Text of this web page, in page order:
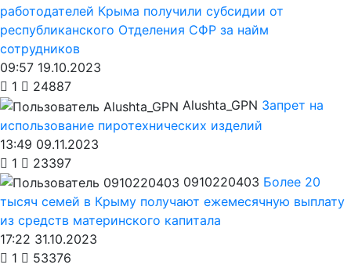
работодателей Крыма получили субсидии от
республиканского Отделения СФР за найм
сотрудников
09:57 19.10.2023
1
24887
Alushta_GPN Запрет на
использование пиротехнических изделий
13:49 09.11.2023
1
23397
0910220403 Более 20
тысяч семей в Крыму получают ежемесячную выплату
из средств материнского капитала
17:22 31.10.2023
1
53376